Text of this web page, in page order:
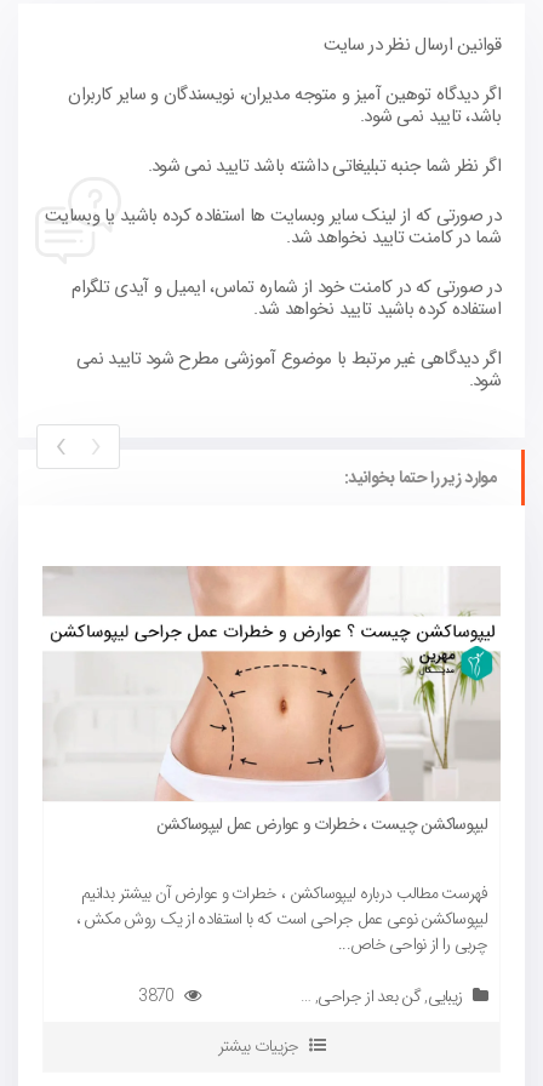
موارد زیر را حتما بخوانید:
لیپوساکشن چیست ، خطرات و عوارض عمل لیپوساکشن
فهرست مطالب درباره لیپوساکشن ، خطرات و عوارض آن بیشتر بدانیم
لیپوساکشن نوعی عمل جراحی است که با استفاده از یک روش مکش ،
چربی را از نواحی خاص...
زیبایی,گن بعد از جراحی,گن لیپوماتیک
جزییات بیشتر
‹
›
قوانین ارسال نظر در سایت
اگر دیدگاه توهین آمیز و متوجه مدیران، نویسندگان و سایر کاربران
باشد، تایید نمی شود.
اگر نظر شما جنبه تبلیغاتی داشته باشد تایید نمی شود.
در صورتی که از لینک سایر وبسایت ها استفاده کرده باشید یا وبسایت
شما در کامنت تایید نخواهد شد.
در صورتی که در کامنت خود از شماره تماس، ایمیل و آیدی تلگرام
استفاده کرده باشید تایید نخواهد شد.
اگر دیدگاهی غیر مرتبط با موضوع آموزشی مطرح شود تایید نمی
شود.